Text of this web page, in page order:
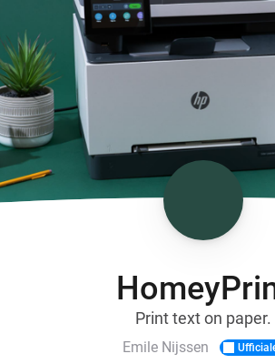
Print text on paper.
Emile Nijssen